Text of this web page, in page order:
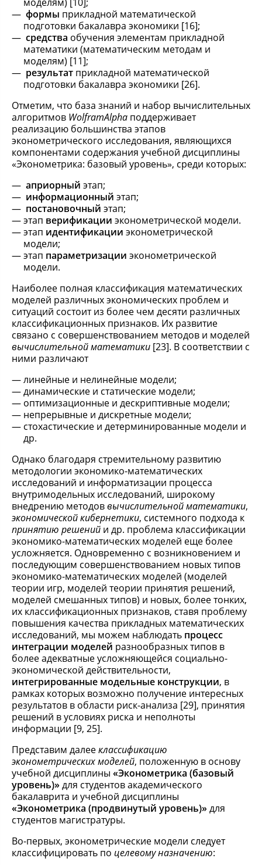
формы прикладной математической
подготовки бакалавра экономики [16];
средства обучения элементам прикладной
математики (математическим методам и
моделям) [11];
результат прикладной математической
подготовки бакалавра экономики [26].
Отметим, что база знаний и набор вычислительных
алгоритмов WolframAlpha поддерживает
реализацию большинства этапов
эконометрического исследования, являющихся
компонентами содержания учебной дисциплины
«Эконометрика: базовый уровень», среди которых:
априорный этап;
информационный этап;
постановочный этап;
этап верификации эконометрической модели.
этап идентификации эконометрической
модели;
этап параметризации эконометрической
модели.
Наиболее полная классификация математических
моделей различных экономических проблем и
ситуаций состоит из более чем десяти различных
классификационных признаков. Их развитие
связано с совершенствованием методов и моделей
вычислительной математики [23]. В соответствии с
ними различают
линейные и нелинейные модели;
динамические и статические модели;
оптимизационные и дескриптивные модели;
непрерывные и дискретные модели;
стохастические и детерминированные модели и
др.
Однако благодаря стремительному развитию
методологии экономико-математических
исследований и информатизации процесса
внутримодельных исследований, широкому
внедрению методоввычислительной математики,
экономической кибернетики, системного подхода к
принятию решений и др. проблема классификации
экономико-математических моделей еще более
усложняется. Одновременно с возникновением и
последующим совершенствованием новых типов
экономико-математических моделей (моделей
теории игр, моделей теории принятия решений,
моделей смешанных типов) и новых, более тонких,
их классификационных признаков, ставя проблему
повышения качества прикладных математических
исследований, мы можем наблюдать процесс
интеграции моделей разнообразных типов в
более адекватные усложняющейся социально-
экономической действительности,
интегрированные модельные конструкции, в
рамках которых возможно получение интересных
результатов в области риск-анализа [29], принятия
решений в условиях риска и неполноты
информации [9, 25].
Представим далееклассификацию
эконометрических моделей, положенную в основу
учебной дисциплины «Эконометрика (базовый
уровень)»для студентов академического
бакалаврита и учебной дисциплины
«Эконометрика (продвинутый уровень)»для
студентов магистратуры.
Во-первых, эконометрические модели следует
классифицировать по целевому назначению: